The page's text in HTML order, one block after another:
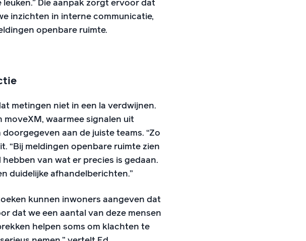
Die aanpak zorgt ervoor dat
inzichten in interne communicatie,
openbare ruimte.
metingen niet in een la verdwijnen.
moveXM, waarmee signalen uit
aan de juiste teams. “Zo
“Bij meldingen openbare ruimte zien
van wat er precies is gedaan.
duidelijke afhandelberichten.”
kunnen inwoners aangeven dat
dat we een aantal van deze mensen
helpen soms om klachten te